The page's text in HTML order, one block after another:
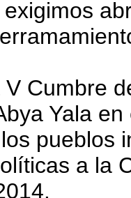
Cumbre
Yala
pueblos
a la